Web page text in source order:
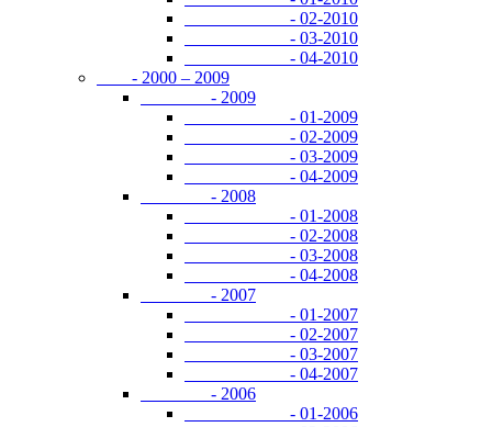
- 02-2010
- 03-2010
- 04-2010
- 2000 – 2009
- 2009
- 01-2009
- 02-2009
- 03-2009
- 04-2009
- 2008
- 01-2008
- 02-2008
- 03-2008
- 04-2008
- 2007
- 01-2007
- 02-2007
- 03-2007
- 04-2007
- 2006
- 01-2006